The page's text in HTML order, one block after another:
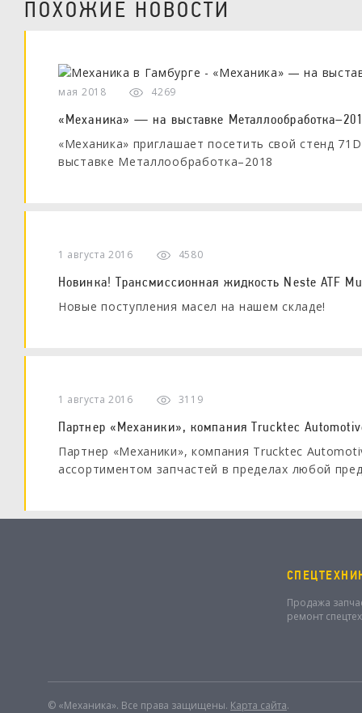
ПОХОЖИЕ НОВОСТИ
мая 2018 4269
«Механика» — на выставке
«Механика» приглашает посетить свой стенд
выставке Металлообработка–2018
1 августа 2016 4580
Новинка! Трансмиссионная жидкость Neste ATF
Новые поступления масел на нашем складе!
1 августа 2016 3119
Партнер «Механики», компания Trucktec
Партнер «Механики», компания Trucktec
ассортиментом запчастей в пределах любой
Продажа
ремонт
© «Механика». Все права защищены. Карта сайта.